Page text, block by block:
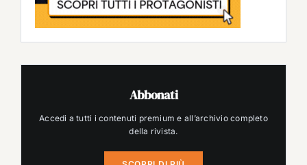
Abbonati
Accedi a tutti i contenuti premium e all’archivio completo
della rivista.